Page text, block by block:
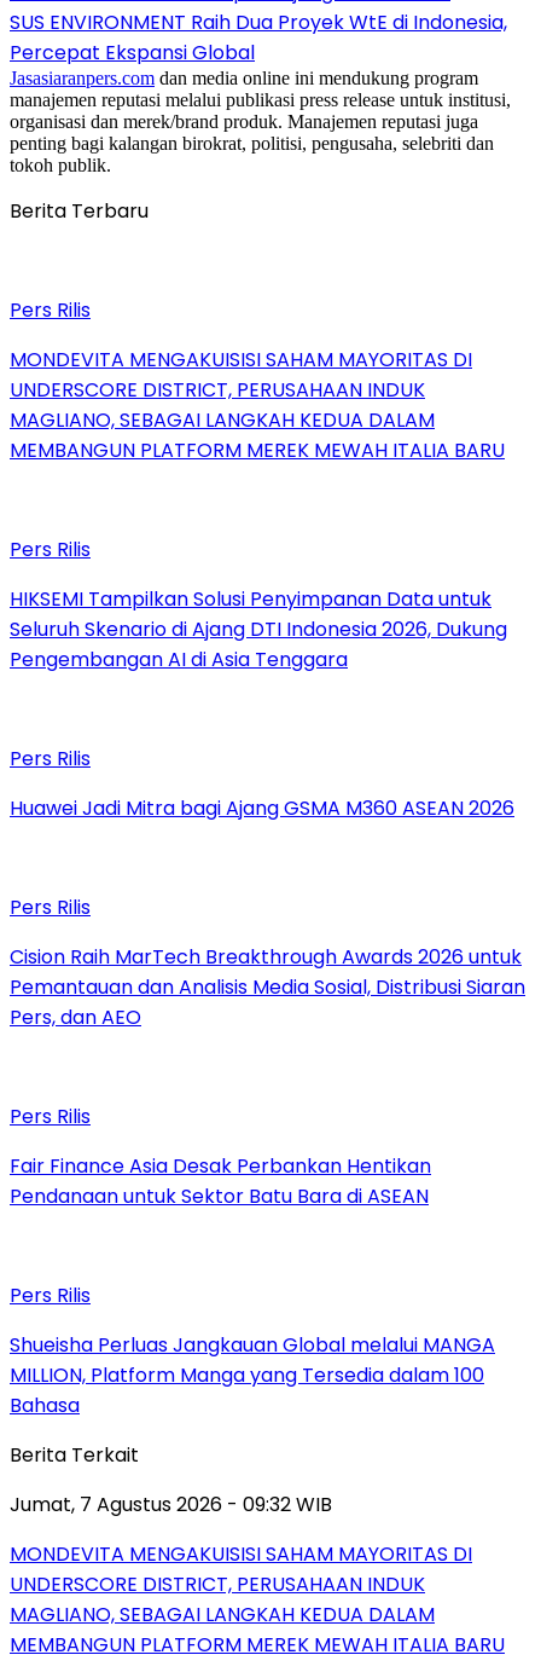
SUS ENVIRONMENT Raih Dua Proyek WtE di Indonesia,
Percepat Ekspansi Global
Jasasiaranpers.com dan media online ini mendukung program
manajemen reputasi melalui publikasi press release untuk institusi,
organisasi dan merek/brand produk. Manajemen reputasi juga
penting bagi kalangan birokrat, politisi, pengusaha, selebriti dan
tokoh publik.
Berita Terbaru
Pers Rilis
MONDEVITA MENGAKUISISI SAHAM MAYORITAS DI
UNDERSCORE DISTRICT, PERUSAHAAN INDUK
MAGLIANO, SEBAGAI LANGKAH KEDUA DALAM
MEMBANGUN PLATFORM MEREK MEWAH ITALIA BARU
Pers Rilis
HIKSEMI Tampilkan Solusi Penyimpanan Data untuk
Seluruh Skenario di Ajang DTI Indonesia 2026, Dukung
Pengembangan AI di Asia Tenggara
Pers Rilis
Huawei Jadi Mitra bagi Ajang GSMA M360 ASEAN 2026
Pers Rilis
Cision Raih MarTech Breakthrough Awards 2026 untuk
Pemantauan dan Analisis Media Sosial, Distribusi Siaran
Pers, dan AEO
Pers Rilis
Fair Finance Asia Desak Perbankan Hentikan
Pendanaan untuk Sektor Batu Bara di ASEAN
Pers Rilis
Shueisha Perluas Jangkauan Global melalui MANGA
MILLION, Platform Manga yang Tersedia dalam 100
Bahasa
Berita Terkait
Jumat, 7 Agustus 2026 - 09:32 WIB
MONDEVITA MENGAKUISISI SAHAM MAYORITAS DI
UNDERSCORE DISTRICT, PERUSAHAAN INDUK
MAGLIANO, SEBAGAI LANGKAH KEDUA DALAM
MEMBANGUN PLATFORM MEREK MEWAH ITALIA BARU